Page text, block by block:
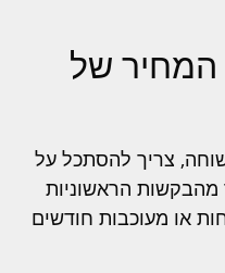
של
צריך להסתכל על
מהבקשות הראשוניות
או מעוכבות חודשים